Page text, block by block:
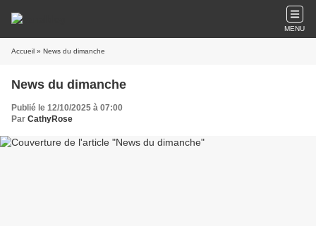
MENU
Accueil » News du dimanche
News du dimanche
Publié le 12/10/2025 à 07:00
Par CathyRose